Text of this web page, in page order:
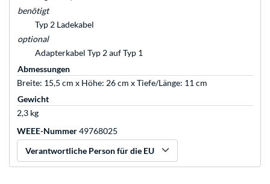
benötigt
Typ 2 Ladekabel
optional
Adapterkabel Typ 2 auf Typ 1
Abmessungen
Breite: 15,5 cm x Höhe: 26 cm x Tiefe/Länge: 11 cm
Gewicht
2,3 kg
WEEE-Nummer49768025
Verantwortliche Person für die EU